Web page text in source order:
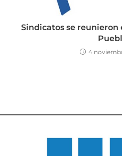
Sindicatos se reunieron
4